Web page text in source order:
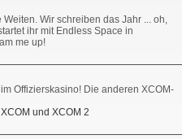
Wir schreiben das Jahr ... oh,
ihr mit Endless Space in
me up!
Offizierskasino! Die anderen XCOM-
und XCOM 2